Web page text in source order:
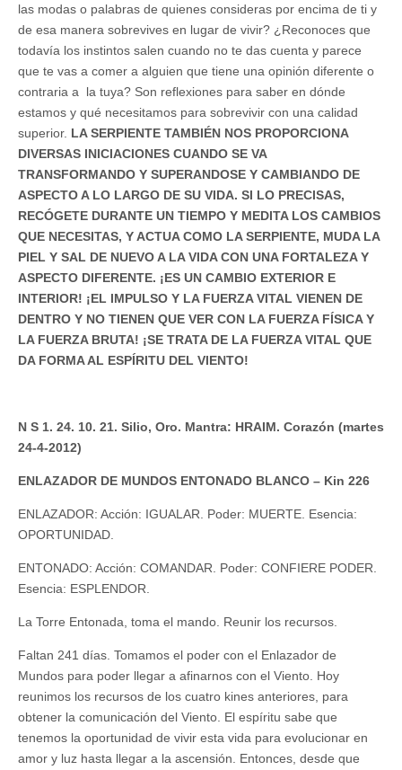
las modas o palabras de quienes consideras por encima de ti y
de esa manera sobrevives en lugar de vivir? ¿Reconoces que
todavía los instintos salen cuando no te das cuenta y parece
que te vas a comer a alguien que tiene una opinión diferente o
contraria a la tuya? Son reflexiones para saber en dónde
estamos y qué necesitamos para sobrevivir con una calidad
superior. LA SERPIENTE TAMBIÉN NOS PROPORCIONA
DIVERSAS INICIACIONES CUANDO SE VA
TRANSFORMANDO Y SUPERANDOSE Y CAMBIANDO DE
ASPECTO A LO LARGO DE SU VIDA. SI LO PRECISAS,
RECÓGETE DURANTE UN TIEMPO Y MEDITA LOS CAMBIOS
QUE NECESITAS, Y ACTUA COMO LA SERPIENTE, MUDA LA
PIEL Y SAL DE NUEVO A LA VIDA CON UNA FORTALEZA Y
ASPECTO DIFERENTE. ¡ES UN CAMBIO EXTERIOR E
INTERIOR! ¡EL IMPULSO Y LA FUERZA VITAL VIENEN DE
DENTRO Y NO TIENEN QUE VER CON LA FUERZA FÍSICA Y
LA FUERZA BRUTA! ¡SE TRATA DE LA FUERZA VITAL QUE
DA FORMA AL ESPÍRITU DEL VIENTO!
N S 1. 24. 10. 21. Silio, Oro. Mantra: HRAIM. Corazón (martes
24-4-2012)
ENLAZADOR DE MUNDOS ENTONADO BLANCO – Kin 226
ENLAZADOR: Acción: IGUALAR. Poder: MUERTE. Esencia:
OPORTUNIDAD.
ENTONADO: Acción: COMANDAR. Poder: CONFIERE PODER.
Esencia: ESPLENDOR.
La Torre Entonada, toma el mando. Reunir los recursos.
Faltan 241 días. Tomamos el poder con el Enlazador de
Mundos para poder llegar a afinarnos con el Viento. Hoy
reunimos los recursos de los cuatro kines anteriores, para
obtener la comunicación del Viento. El espíritu sabe que
tenemos la oportunidad de vivir esta vida para evolucionar en
amor y luz hasta llegar a la ascensión. Entonces, desde que